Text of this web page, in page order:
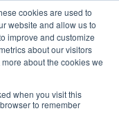
cookies are used to
website and allow us to
improve and customize
about our visitors
about the cookies we
when you visit this
to remember
MEMBRESÍA